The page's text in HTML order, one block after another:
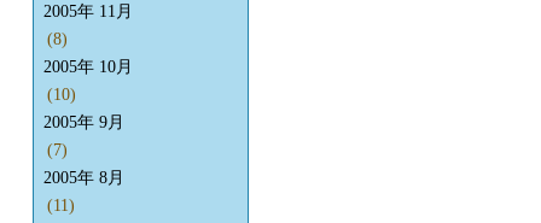
2005年 11月
(8)
2005年 10月
(10)
2005年 9月
(7)
2005年 8月
(11)